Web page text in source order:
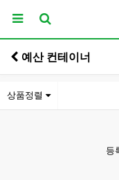
예산 컨테이너
상품정렬
등